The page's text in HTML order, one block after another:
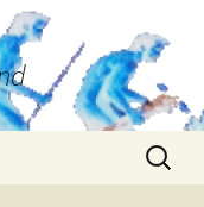
Search
for: